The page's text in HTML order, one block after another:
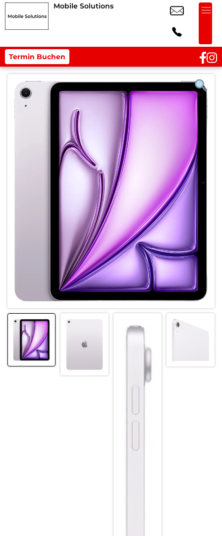
Mobile Solutions
Termin Buchen